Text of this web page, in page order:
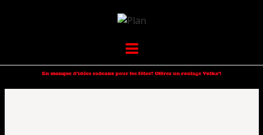
VOLKANIK-
ENDURANCE
Menu